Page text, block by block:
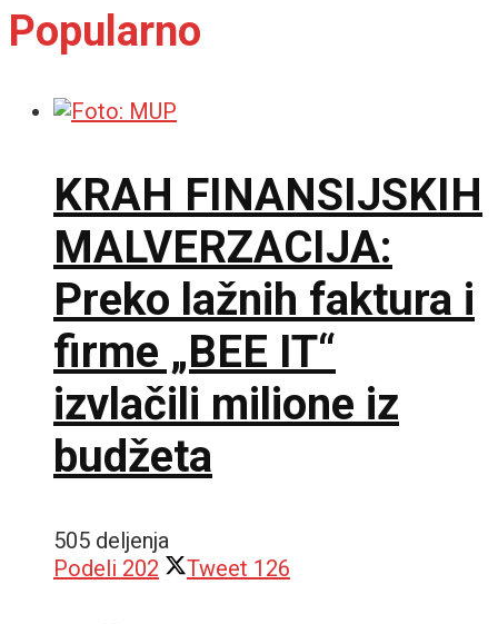
Popularno
KRAH FINANSIJSKIH
MALVERZACIJA:
Preko lažnih faktura i
firme „BEE IT“
izvlačili milione iz
budžeta
505 deljenja
Podeli 202 Tweet 126